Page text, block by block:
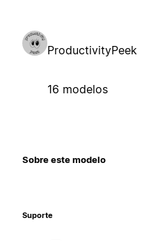
ProductivityPeek
16 modelos
Sobre este modelo
Suporte